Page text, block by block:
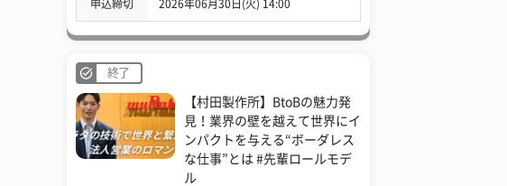
申込締切 2026年06月30日(火) 14:00
終了
【村田製作所】BtoBの魅力発
見！業界の壁を越えて世界にイ
ンパクトを与える“ボーダレス
な仕事”とは #先輩ロールモデ
ル